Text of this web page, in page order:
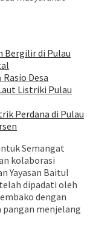
Bergilir di Pulau
Desa
Listriki Pulau
Perdana di Pulau
Semangat
kolaborasi
Yayasan Baitul
telah dipadati oleh
dengan
menjelang